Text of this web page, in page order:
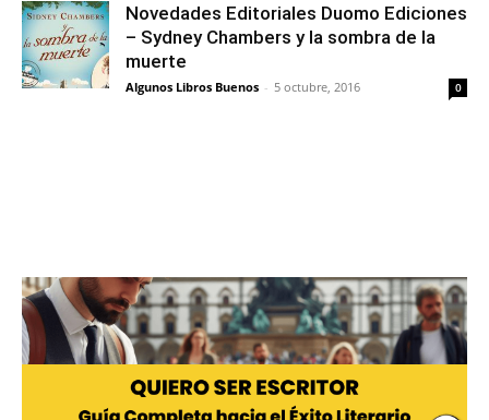
Novedades Editoriales Duomo Ediciones
– Sydney Chambers y la sombra de la
muerte
Algunos Libros Buenos - 5 octubre, 2016 0